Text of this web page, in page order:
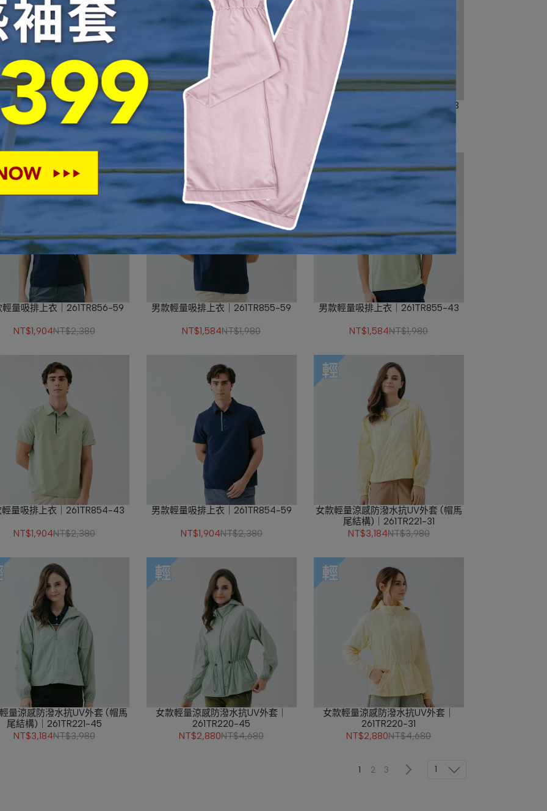
汗味輕量短襪｜261AE202-52
NT$255 NT$300
女款輕量吸排上衣｜261TR857-43
NT$1,584
女款輕量吸排上衣｜261TR856-43
NT$1,904NT$2,380
輕量吸排上衣｜261TR856-59
NT$1,904NT$2,380
男款輕量吸排上衣｜261TR855-59
NT$1,584NT$1,980
男款輕量吸排上衣｜261TR855-43
NT$1,584NT$1,980
輕量吸排上衣｜261TR854-43
NT$1,904NT$2,380
男款輕量吸排上衣｜261TR854-59
NT$1,904NT$2,380
女款輕量涼感防潑水抗UV外套 (帽馬
尾結構)｜261TR221-31
NT$3,184NT$3,980
量涼感防潑水抗UV外套 (帽馬
尾結構)｜261TR221-45
NT$3,184NT$3,980
女款輕量涼感防潑水抗UV外套｜
261TR220-45
NT$2,880NT$4,680
女款輕量涼感防潑水抗UV外套｜
261TR220-31
NT$2,880NT$4,680
1 2 3 1